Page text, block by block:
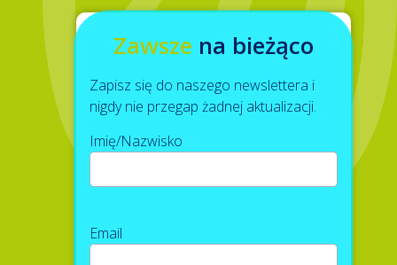
Zawsze na bieżąco
Zapisz się do naszego newslettera i
nigdy nie przegap żadnej aktualizacji.
Imię/Nazwisko
Email